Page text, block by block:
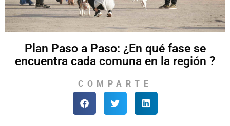
Plan Paso a Paso: ¿En qué fase se
encuentra cada comuna en la región ?
COMPARTE